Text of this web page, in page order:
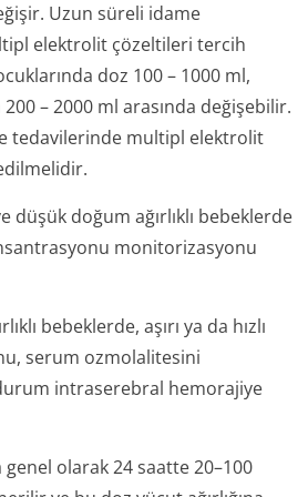
Uzun süreli idame
elektrolit çözeltileri tercih
doz 100 – 1000 ml,
– 2000 ml arasında değişebilir.
tedavilerinde multipl elektrolit
düşük doğum ağırlıklı bebeklerde
monitorizasyonu
bebeklerde, aşırı ya da hızlı
serum ozmolalitesini
intraserebral hemorajiye
olarak 24 saatte 20–100